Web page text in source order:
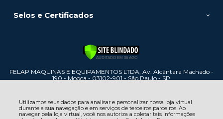
Utilizamos seus dados para analisar e personalizar nossa loja virtual
durante a sua navegação e em serviços de terceiros parceiros. Ao
navegar pela loja virtual, você nos autoriza a coletar tais informações
Selos e Certificados
FELAP MAQUINAS E EQUIPAMENTOS LTDA, Av. Alcântara Machado -
190 - Mooca - 03102-901 - São Paulo - SP